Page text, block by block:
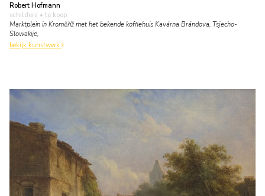
Robert Hofmann
schilderij • te koop
Marktplein in Kroměříž met het bekende koffiehuis Kavárna Brándova, Tsjecho-
Slowakije,
bekijk kunstwerk